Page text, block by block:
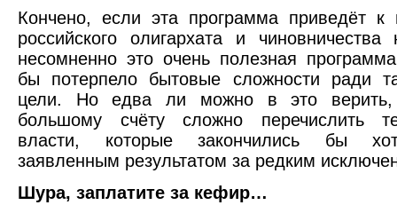
Кончено, если эта программа приведёт к
российского олигархата и
несомненно это очень полезная
бы потерпело бытовые сложности ради
цели. Но едва ли можно в это
большому счёту сложно перечислить
власти, которые закончились бы
заявленным результатом за редким
Шура, заплатите за кефир…